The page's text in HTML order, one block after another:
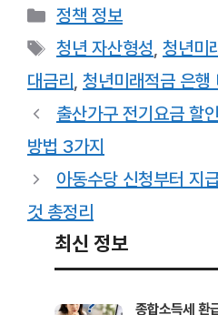
카
테
리
정책 정보
태
그
청년 자산형성, 청년미
대금리 , 청년미래적금 은행
출산가구 전기요금 할
방법 3가지
아동수당 신청부터 지
것 총정리
최신 정보
종합소득세 환